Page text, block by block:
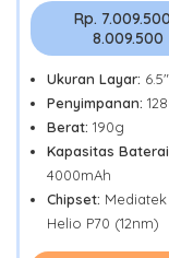
Rp.
8.009.500
Ukuran Layar: 6.5"
Penyimpanan:
Berat: 190g
Kapasitas
4000mAh
Chipset: Mediatek
Helio P70 (12nm)